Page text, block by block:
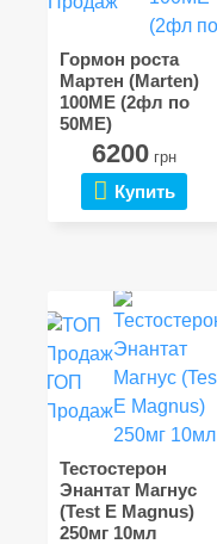
Гормон роста
Мартен (Marten)
100МЕ (2фл по
50МЕ)
6200грн
Купить
ТОП
Продаж
Тестостерон
Энантат Магнус
(Test E Magnus)
250мг 10мл